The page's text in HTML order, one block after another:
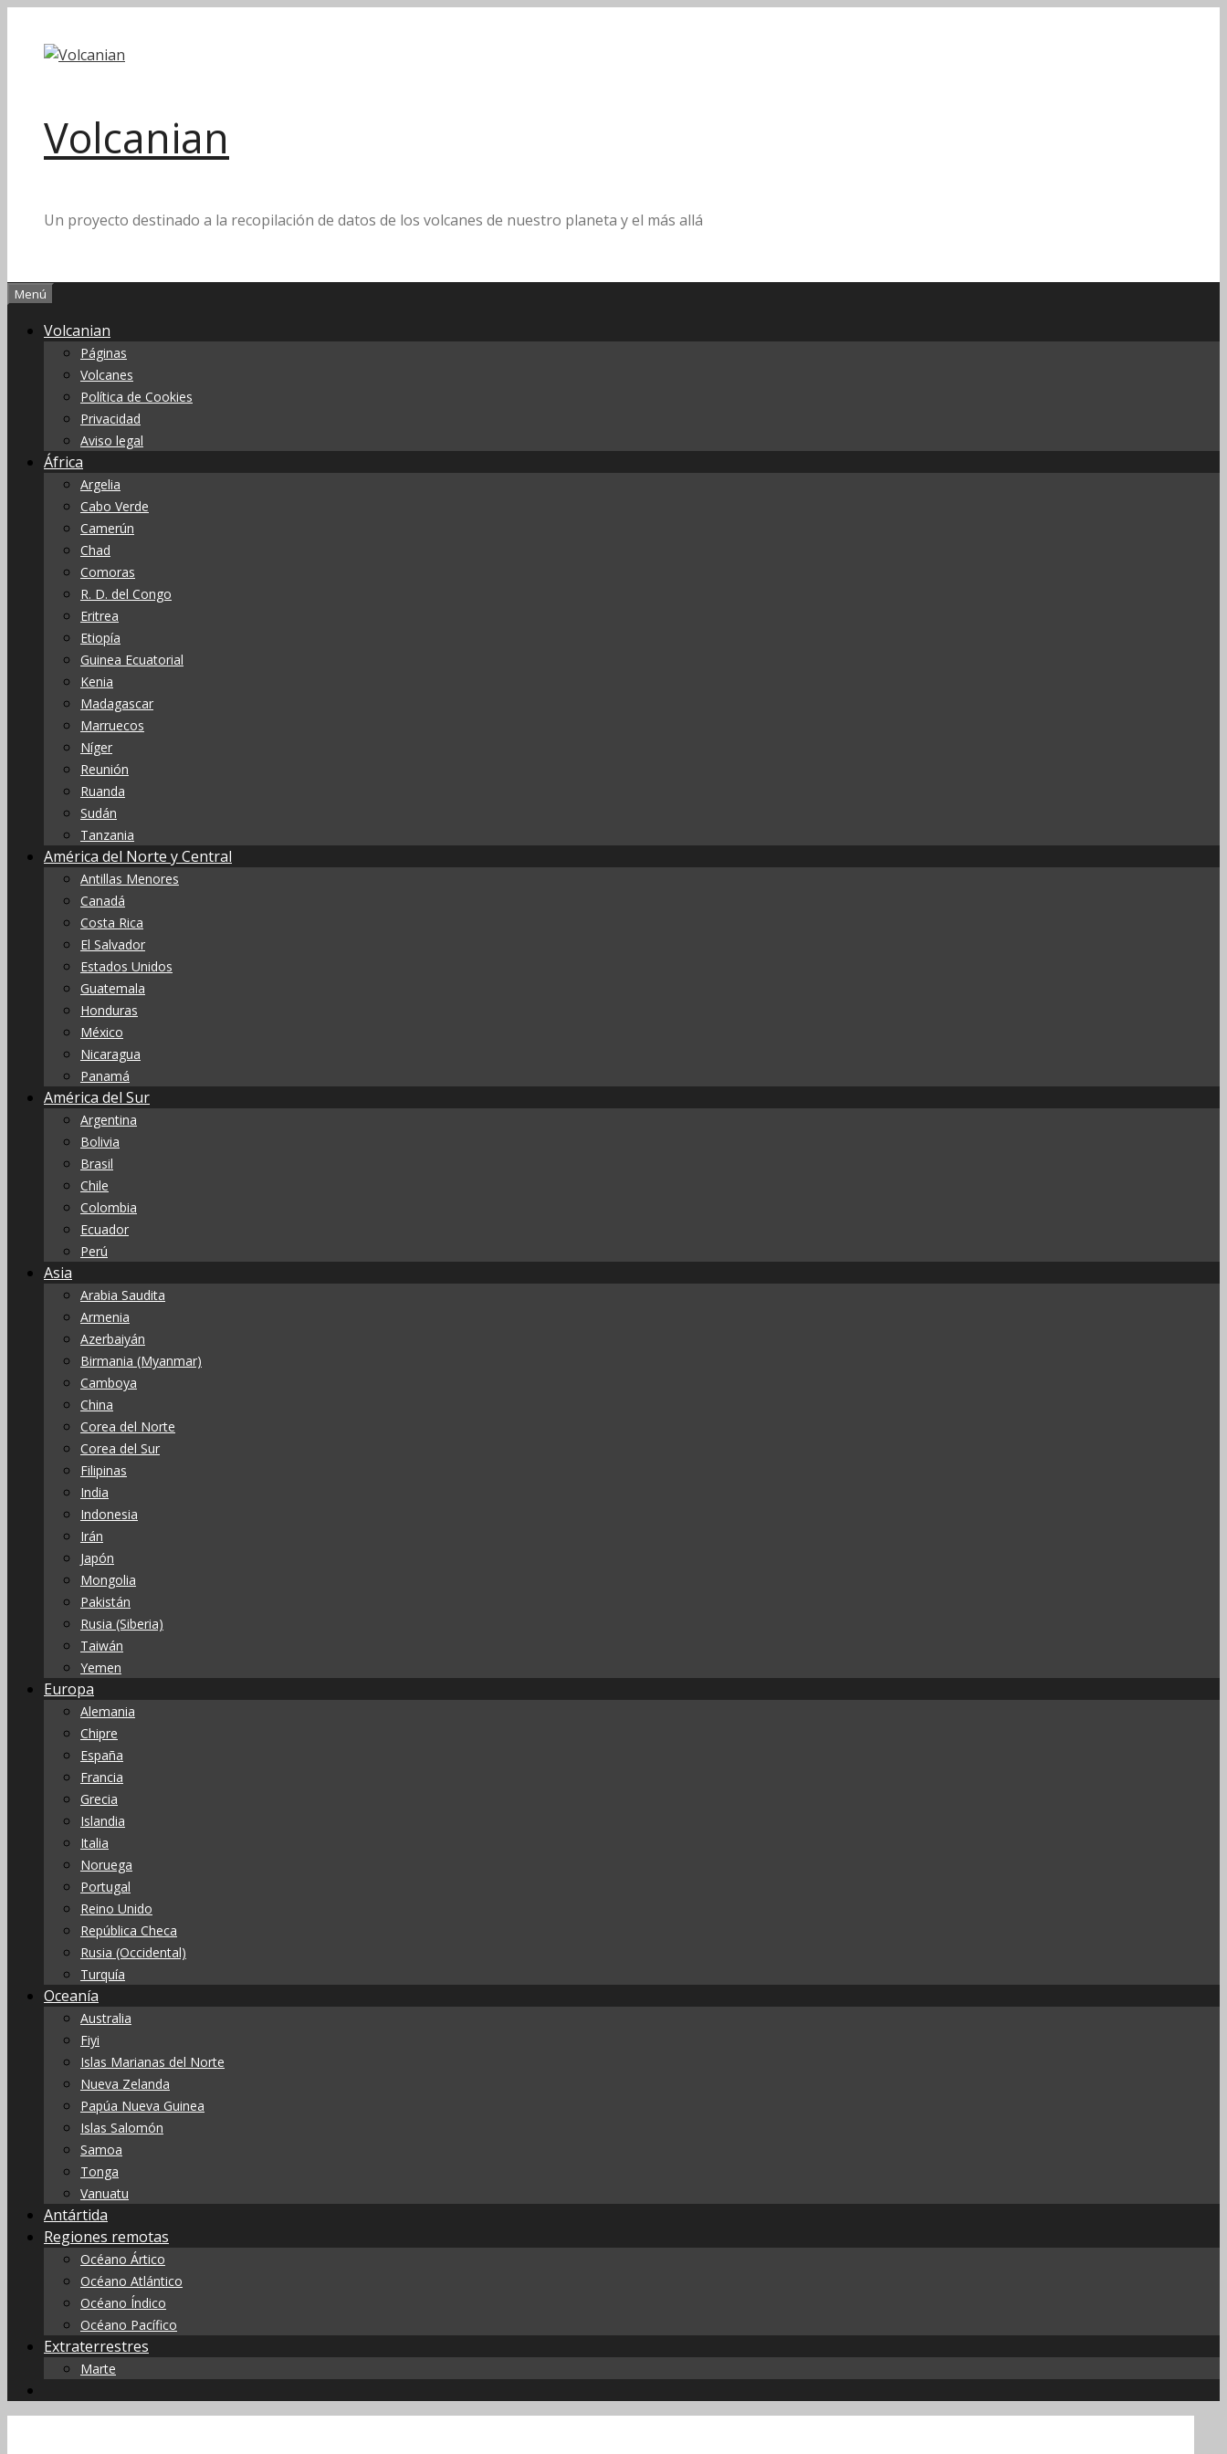
contenido
Volcanian
Un proyecto destinado a la recopilación de datos de los volcanes de nuestro planeta y el más allá
Menú
Volcanian
Páginas
Volcanes
Política de Cookies
Privacidad
Aviso legal
África
Argelia
Cabo Verde
Camerún
Chad
Comoras
R. D. del Congo
Eritrea
Etiopía
Guinea Ecuatorial
Kenia
Madagascar
Marruecos
Níger
Reunión
Ruanda
Sudán
Tanzania
América del Norte y Central
Antillas Menores
Canadá
Costa Rica
El Salvador
Estados Unidos
Guatemala
Honduras
México
Nicaragua
Panamá
América del Sur
Argentina
Bolivia
Brasil
Chile
Colombia
Ecuador
Perú
Asia
Arabia Saudita
Armenia
Azerbaiyán
Birmania (Myanmar)
Camboya
China
Corea del Norte
Corea del Sur
Filipinas
India
Indonesia
Irán
Japón
Mongolia
Pakistán
Rusia (Siberia)
Taiwán
Yemen
Europa
Alemania
Chipre
España
Francia
Grecia
Islandia
Italia
Noruega
Portugal
Reino Unido
República Checa
Rusia (Occidental)
Turquía
Oceanía
Australia
Fiyi
Islas Marianas del Norte
Nueva Zelanda
Papúa Nueva Guinea
Islas Salomón
Samoa
Tonga
Vanuatu
Antártida
Regiones remotas
Océano Ártico
Océano Atlántico
Océano Índico
Océano Pacífico
Extraterrestres
Marte